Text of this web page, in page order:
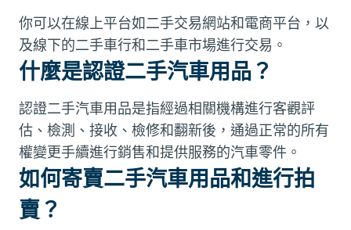
你可以在線上平台如二手交易網站和電商平台，以
及線下的二手車行和二手車市場進行交易。
什麼是認證二手汽車用品？
認證二手汽車用品是指經過相關機構進行客觀評
估、檢測、接收、檢修和翻新後，通過正常的所有
權變更手續進行銷售和提供服務的汽車零件。
如何寄賣二手汽車用品和進行拍
賣？